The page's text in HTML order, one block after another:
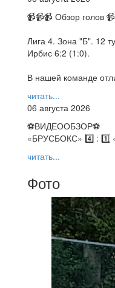
📹📹📹 Обзор голов
Лига 4. Зона "Б". 12
Ирбис 6:2 (1:0).
В нашей команде
читать...
06 августа 2026
⚽️ВИДЕООБЗОР⚽️
«БРУСБОКС» 4️⃣ :
читать...
Фото